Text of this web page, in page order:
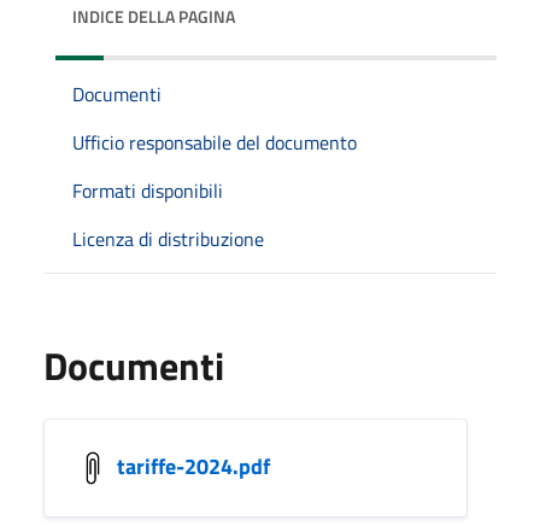
INDICE DELLA PAGINA
Documenti
Ufficio responsabile del documento
Formati disponibili
Licenza di distribuzione
Documenti
tariffe-2024.pdf